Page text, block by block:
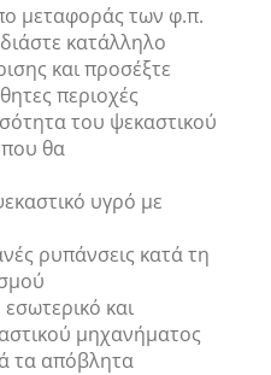
μεταφοράς των φ.π.
κατάλληλο
και προσέξτε
περιοχές
του ψεκαστικού
θα
υγρό με
ρυπάνσεις κατά τη
και
μηχανήματος
τα απόβλητα